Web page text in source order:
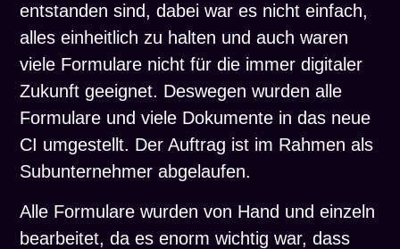
entstanden sind, dabei war es nicht einfach,
alles einheitlich zu halten und auch waren
viele Formulare nicht für die immer digitaler
Zukunft geeignet. Deswegen wurden alle
Formulare und viele Dokumente in das neue
CI umgestellt. Der Auftrag ist im Rahmen als
Subunternehmer abgelaufen.
Alle Formulare wurden von Hand und einzeln
bearbeitet, da es enorm wichtig war, dass